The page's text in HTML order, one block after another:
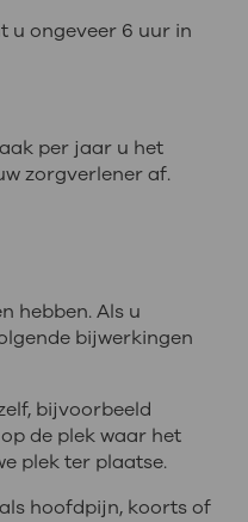
u ongeveer 6 uur in
per jaar u het
zorgverlener af.
hebben. Als u
bijwerkingen
bijvoorbeeld
de plek waar het
plek ter plaatse.
hoofdpijn, koorts of